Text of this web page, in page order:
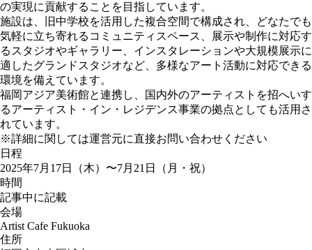
の実現に貢献することを目指しています。
施設は、旧中学校を活用した複合空間で構成され、どなたでも
気軽に立ち寄れるコミュニティスペース、展示や制作に対応す
るスタジオやギャラリー、インスタレーションや大規模展示に
適したグランドスタジオなど、多様なアート活動に対応できる
環境を備えています。
福岡アジア美術館と連携し、国内外のアーティストを招へいす
るアーティスト・イン・レジデンス事業の拠点としても活用さ
れています。
※詳細に関しては運営元に直接お問い合わせください
日程
2025年7月17日（木）〜7月21日（月・祝）
時間
記事中に記載
会場
Artist Cafe Fukuoka
住所